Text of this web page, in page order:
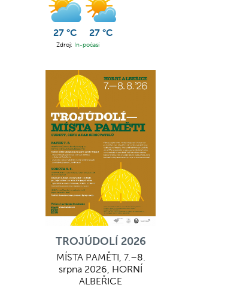
27 °C 27 °C
Zdroj: In-počasí
TROJÚDOLÍ 2026
MÍSTA PAMĚTI, 7.–8.
srpna 2026, HORNÍ
ALBEŘICE